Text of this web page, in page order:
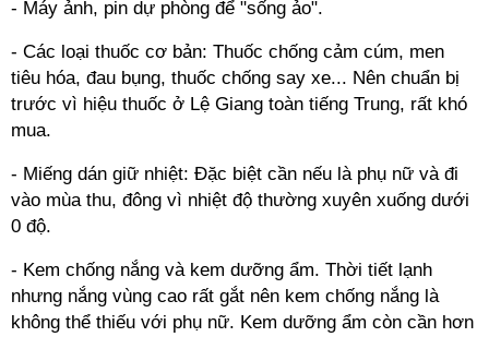
- Máy ảnh, pin dự phòng để "sống ảo".
- Các loại thuốc cơ bản: Thuốc chống cảm cúm, men
tiêu hóa, đau bụng, thuốc chống say xe... Nên chuẩn bị
trước vì hiệu thuốc ở Lệ Giang toàn tiếng Trung, rất khó
mua.
- Miếng dán giữ nhiệt: Đặc biệt cần nếu là phụ nữ và đi
vào mùa thu, đông vì nhiệt độ thường xuyên xuống dưới
0 độ.
- Kem chống nắng và kem dưỡng ẩm. Thời tiết lạnh
nhưng nắng vùng cao rất gắt nên kem chống nắng là
không thể thiếu với phụ nữ. Kem dưỡng ẩm còn cần hơn